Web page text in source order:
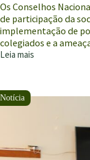
Os Conselhos
de participação da
implementação de
colegiados e a
Leia mais
Um
de
audiência
ameaça